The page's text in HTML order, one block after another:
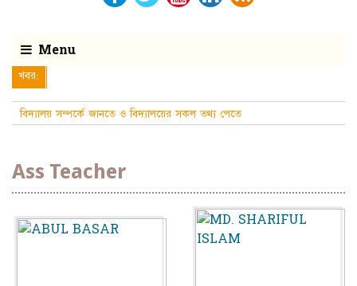
Menu
খবর:
বিদ্যালয় সম্পর্কে জানতে ও বিদ্যালয়ের সকল তথ্য পেতে
Ass Teacher